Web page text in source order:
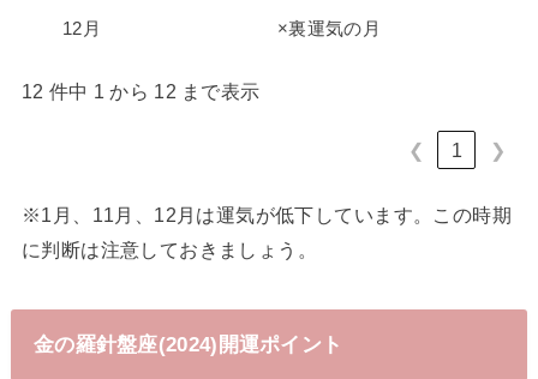
12月 ×裏運気の月
12 件中 1 から 12 まで表示
❮ 1 ❯
※1月、11月、12月は運気が低下しています。この時期
に判断は注意しておきましょう。
金の羅針盤座(2024)開運ポイント